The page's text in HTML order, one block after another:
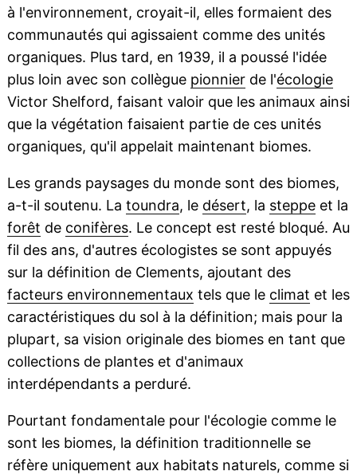
à l'environnement, croyait-il, elles formaient des
communautés qui agissaient comme des unités
organiques. Plus tard, en 1939, il a poussé l'idée
plus loin avec son collègue pionnierde l'écologie
Victor Shelford, faisant valoir que les animaux ainsi
que la végétation faisaient partie de ces unités
organiques, qu'il appelait maintenant biomes.
Les grands paysages du monde sont des biomes,
a-t-il soutenu. La toundra, le désert, la steppeet la
forêt de conifères. Le concept est resté bloqué. Au
fil des ans, d'autres écologistes se sont appuyés
sur la définition de Clements, ajoutant des
facteurs environnementaux tels que le climat et les
caractéristiques du sol à la définition; mais pour la
plupart, sa vision originale des biomes en tant que
collections de plantes et d'animaux
interdépendants a perduré.
Pourtant fondamentale pour l'écologie comme le
sont les biomes, la définition traditionnelle se
réfère uniquement aux habitats naturels, comme si